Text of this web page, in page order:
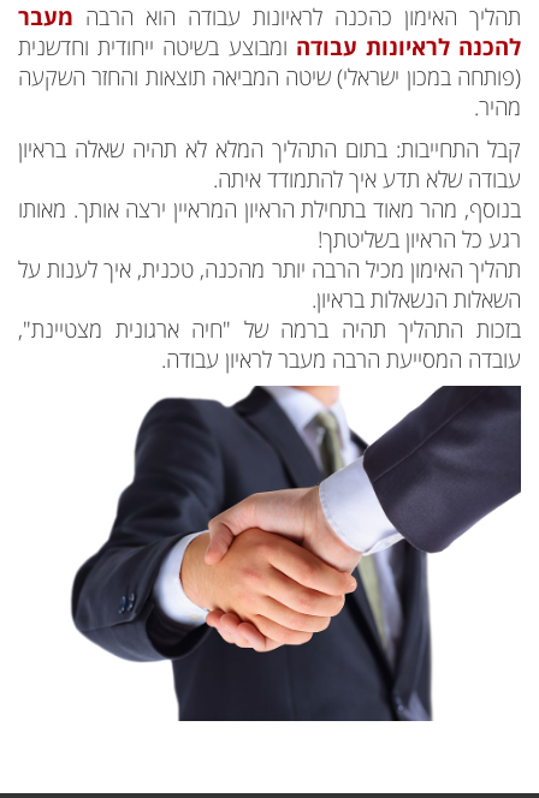
תהליך האימון כהכנה לראיונות עבודה הוא הרבה מעבר
להכנה לראיונות עבודה ומבוצע בשיטה ייחודית וחדשנית
(פותחה במכון ישראלי) שיטה המביאה תוצאות והחזר השקעה
מהיר.
קבל התחייבות: בתום התהליך המלא לא תהיה שאלה בראיון
עבודה שלא תדע איך להתמודד איתה.
בנוסף, מהר מאוד בתחילת הראיון המראיין ירצה אותך. מאותו
רגע כל הראיון בשליטתך!
תהליך האימון מכיל הרבה יותר מהכנה, טכנית, איך לענות על
השאלות הנשאלות בראיון.
בזכות התהליך תהיה ברמה של "חיה ארגונית מצטיינת",
עובדה המסייעת הרבה מעבר לראיון עבודה.